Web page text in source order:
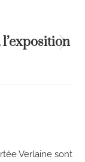
l’exposition
Verlaine sont